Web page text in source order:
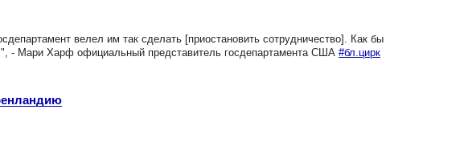
велел им так сделать [приостановить сотрудничество]. Как бы
- Мари Харф официальный представитель госдепартамента США #бл.цирк